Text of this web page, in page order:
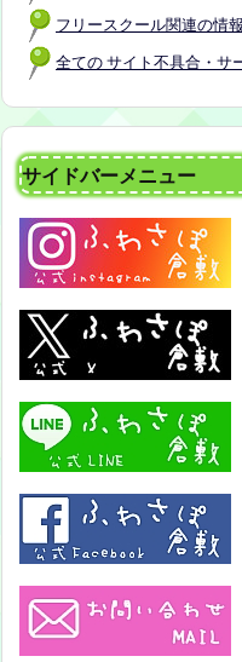
フリースクール関連の情
全ての サイト不具合・サ
サイドバーメニュー